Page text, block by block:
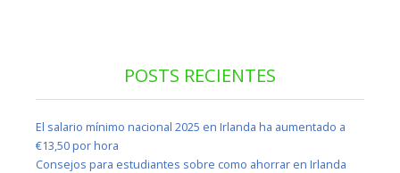
POSTS RECIENTES
El salario mínimo nacional 2025 en Irlanda ha aumentado a
€13,50 por hora
Consejos para estudiantes sobre como ahorrar en Irlanda